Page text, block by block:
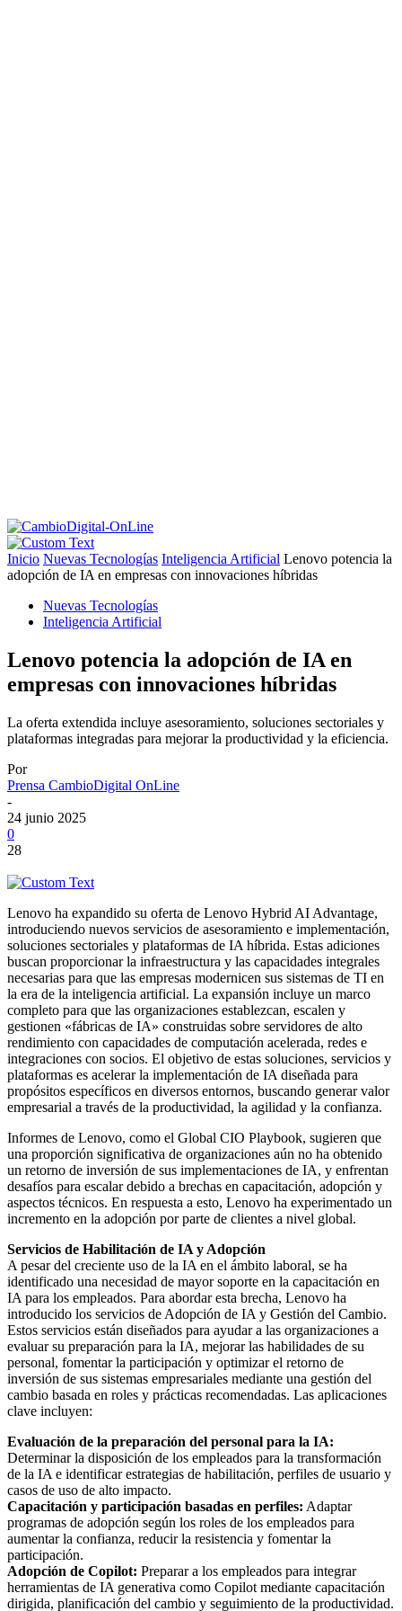
Inicio Nuevas Tecnologías Inteligencia Artificial Lenovo potencia la
adopción de IA en empresas con innovaciones híbridas
Nuevas Tecnologías
Inteligencia Artificial
Lenovo potencia la adopción de IA en
empresas con innovaciones híbridas
La oferta extendida incluye asesoramiento, soluciones sectoriales y
plataformas integradas para mejorar la productividad y la eficiencia.
Por
Prensa CambioDigital OnLine
-
24 junio 2025
0
28
Lenovo ha expandido su oferta de Lenovo Hybrid AI Advantage,
introduciendo nuevos servicios de asesoramiento e implementación,
soluciones sectoriales y plataformas de IA híbrida. Estas adiciones
buscan proporcionar la infraestructura y las capacidades integrales
necesarias para que las empresas modernicen sus sistemas de TI en
la era de la inteligencia artificial. La expansión incluye un marco
completo para que las organizaciones establezcan, escalen y
gestionen «fábricas de IA» construidas sobre servidores de alto
rendimiento con capacidades de computación acelerada, redes e
integraciones con socios. El objetivo de estas soluciones, servicios y
plataformas es acelerar la implementación de IA diseñada para
propósitos específicos en diversos entornos, buscando generar valor
empresarial a través de la productividad, la agilidad y la confianza.
Informes de Lenovo, como el Global CIO Playbook, sugieren que
una proporción significativa de organizaciones aún no ha obtenido
un retorno de inversión de sus implementaciones de IA, y enfrentan
desafíos para escalar debido a brechas en capacitación, adopción y
aspectos técnicos. En respuesta a esto, Lenovo ha experimentado un
incremento en la adopción por parte de clientes a nivel global.
Servicios de Habilitación de IA y Adopción
A pesar del creciente uso de la IA en el ámbito laboral, se ha
identificado una necesidad de mayor soporte en la capacitación en
IA para los empleados. Para abordar esta brecha, Lenovo ha
introducido los servicios de Adopción de IA y Gestión del Cambio.
Estos servicios están diseñados para ayudar a las organizaciones a
evaluar su preparación para la IA, mejorar las habilidades de su
personal, fomentar la participación y optimizar el retorno de
inversión de sus sistemas empresariales mediante una gestión del
cambio basada en roles y prácticas recomendadas. Las aplicaciones
clave incluyen:
Evaluación de la preparación del personal para la IA:
Determinar la disposición de los empleados para la transformación
de la IA e identificar estrategias de habilitación, perfiles de usuario y
casos de uso de alto impacto.
Capacitación y participación basadas en perfiles: Adaptar
programas de adopción según los roles de los empleados para
aumentar la confianza, reducir la resistencia y fomentar la
participación.
Adopción de Copilot: Preparar a los empleados para integrar
herramientas de IA generativa como Copilot mediante capacitación
dirigida, planificación del cambio y seguimiento de la productividad.